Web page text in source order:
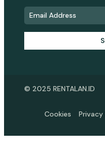
© 2025 RENTALAN.ID
Cookies Privacy